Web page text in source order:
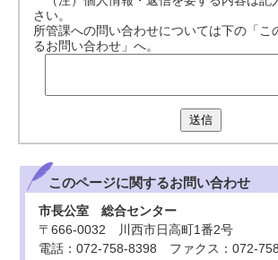
さい。
所管課への問い合わせについては下の「こ
るお問い合わせ」へ。
送信
このページに関するお問い合わせ
市長公室 総合センター
〒666-0032 川西市日高町1番2号
電話：072-758-8398 ファクス：072-